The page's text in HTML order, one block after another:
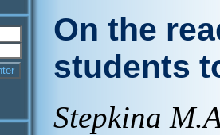
On the
students
Stepkina